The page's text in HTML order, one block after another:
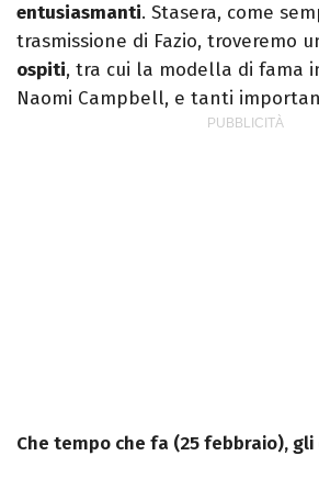
entusiasmanti. Stasera, come
trasmissione di Fazio, troveremo
ospiti, tra cui la modella di fama
Naomi Campbell, e tanti
Che tempo che fa (25 febbraio),